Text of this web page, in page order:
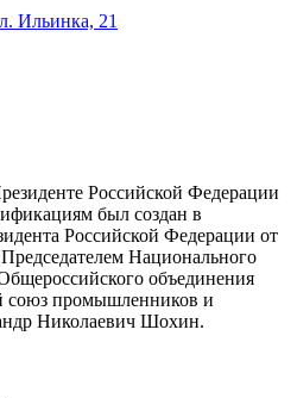
Ильинка, 21
Российской Федерации
был создан в
Российской Федерации от
Национального
объединения
союз промышленников и
Николаевич Шохин.